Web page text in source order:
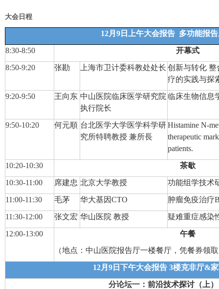
大会日程
12月9日上午大会报告 多功能报
8:30-8:50 开幕式
8:50-9:20 张勘 上海市卫计委科教处处长 创新与转化 整
疗的实践与探
9:20-9:50 王向东 中山医院临床医学研究院
执行院长
临床生物信息
9:50-10:20 何元順 台北医学大学医学科学研
究所特聘教授 兼所長
Histamine N-
therapeutic
patients.
10:20-10:30 茶歇
10:30-11:00 席建忠 北京大学教授 功能组学技术
11:00-11 :30 毛茅 华大基因CTO 肿瘤免疫治疗
11:30-1 2:00 张文宏 华山医院 教授 疑难重症感染
12:00-13:00
午餐
（地点：中山医院报告厅一楼餐厅，凭餐券领
12月9日下午大会报告 3楼克非厅&
分论坛一 ： 前沿技术探讨（上）